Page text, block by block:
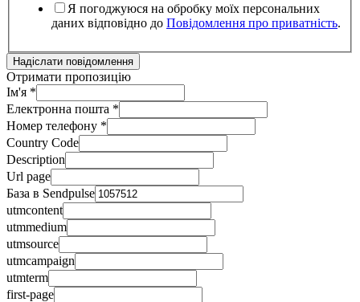
Я погоджуюся на обробку моїх персональних
даних відповідно до Повідомлення про приватність.
Надіслати повідомлення
Отримати пропозицію
Ім'я *
Електронна пошта *
Номер телефону *
Country Code
Description
Url page
База в Sendpulse
utmcontent
utmmedium
utmsource
utmcampaign
utmterm
first-page